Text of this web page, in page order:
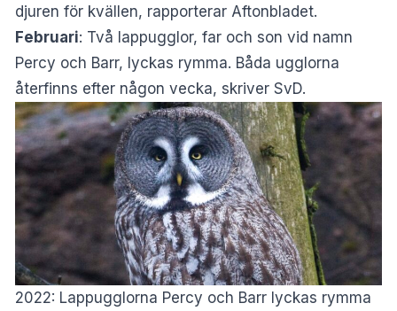
djuren för kvällen, rapporterar Aftonbladet.
Februari: Två lappugglor, far och son vid namn
Percy och Barr, lyckas rymma. Båda ugglorna
återfinns efter någon vecka, skriver SvD.
2022: Lappugglorna Percy och Barr lyckas rymma